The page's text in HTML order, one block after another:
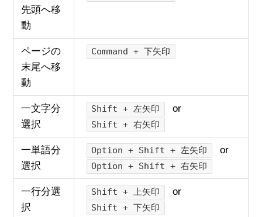
先頭へ移
動
ページの
末尾へ移
動
Command + 下矢印
一文字分
選択
Shift + 左矢印 or
Shift + 右矢印
一単語分
選択
Option + Shift + 左矢印 or
Option + Shift + 右矢印
一行分選
択
Shift + 上矢印 or
Shift + 下矢印